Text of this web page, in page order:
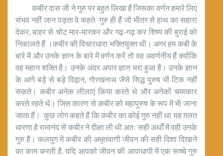
कबीर दास जी ने गुरु पर बहुत लिखा है जिसका वर्णन हमारे लिए
संभव नहीं जान पड़ता वे कहते गुरु ही हैं जो भीतर से हाथ का सहारा
देकर, बाहर से चोट मार-मारकर और गढ़-गढ़ कर शिष्य की बुराई को
निकालते हैं ।कबीर की विचारधारा भक्तियुक्त थी। अगर हम कबी के
बारे में और उनके ज्ञान के बारे में वर्णन करें तो वह अवर्णनीय हैं क्योंकि
वह महान शक्ति है। उनके अंदर अपार ज्ञान भरा हुआ है। उनके ज्ञान
के आगे बड़े से बड़े विद्वान, गोरखनाथ जैसे सिद्ध पुरुष भी टिक नहीं
सकते। कबीर अनेक लीलाएं किया करते थे और अनेकों चमत्कार
करते रहते थे। जिस कारण से कबीर को महापुरुष के रूप में भी जाना
जाता हैं। कुछ लोग कहते हैं कि कबीर का कोई गुरु नहीं था यह ग़लत
धारणा है रामानंद से कबीर ने दीक्षा ली थी अतः सही अर्थों में वही उनके
गुरु है। कलयुग में कबीर की अमृतवाणी जीवन की सही दिशा दिखाने
का काम करती है. यदि आपको जीवन की आपाधापी में एक सच्चे गुरु